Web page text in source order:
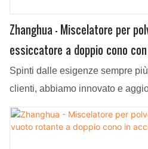
Zhanghua - Miscelatore per
essiccatore a doppio cono
rotativo sotto vuoto a doppio
Spinti dalle esigenze sempre
clienti, abbiamo innovato e
nostre tecnologie attualmente in
flessibilità e versatilità le hanno